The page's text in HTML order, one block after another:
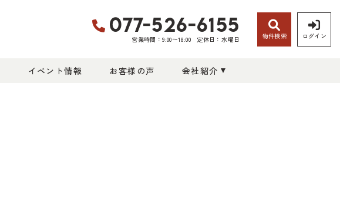
077-526-6155
営業時間：9:00〜18:00 定休日：水曜日 物件検索 ログイン
イベント情報 お客様の声 会社紹介